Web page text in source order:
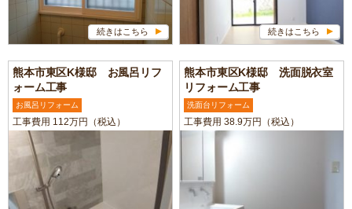
続きはこちら 続きはこちら
熊本市東区K様邸 お風呂リフ
ォーム工事
お風呂リフォーム
工事費用 112万円（税込）
熊本市東区K様邸 洗面脱衣室
リフォーム工事
洗面台リフォーム
工事費用 38.9万円（税込）